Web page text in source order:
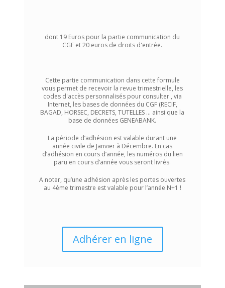
dont 19 Euros pour la partie communication du
CGF et 20 euros de droits d'entrée.
Cette partie communication dans cette formule
vous permet de recevoir la revue trimestrielle, les
codes d'accès personnalisés pour consulter , via
Internet, les bases de données du CGF (RECIF,
BAGAD, HORSEC, DECRETS, TUTELLES ... ainsi que la
base de données GENEABANK.
La période d’adhésion est valable durant une
année civile de Janvier à Décembre. En cas
d’adhésion en cours d’année, les numéros du lien
paru en cours d’année vous seront livrés.
A noter, qu’une adhésion après les portes ouvertes
au 4ème trimestre est valable pour l’année N+1 !
Adhérer en ligne